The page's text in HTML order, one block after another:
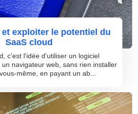
exploiter le potentiel du
SaaS cloud
c'est l'idée d'utiliser un logiciel
navigateur web, sans rien installer
même, en payant un ab...